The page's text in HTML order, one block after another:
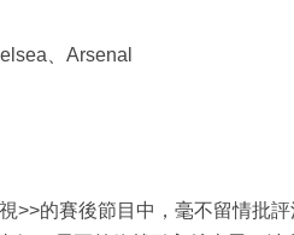
、Arsenal
>>的賽後節目中，毫不留情批